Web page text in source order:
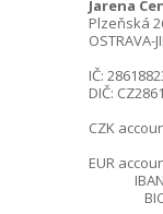
Jarena
Plzeňská
OSTRAVA-
IČ:
DIČ:
CZK
EUR
IBAN:
BIC: